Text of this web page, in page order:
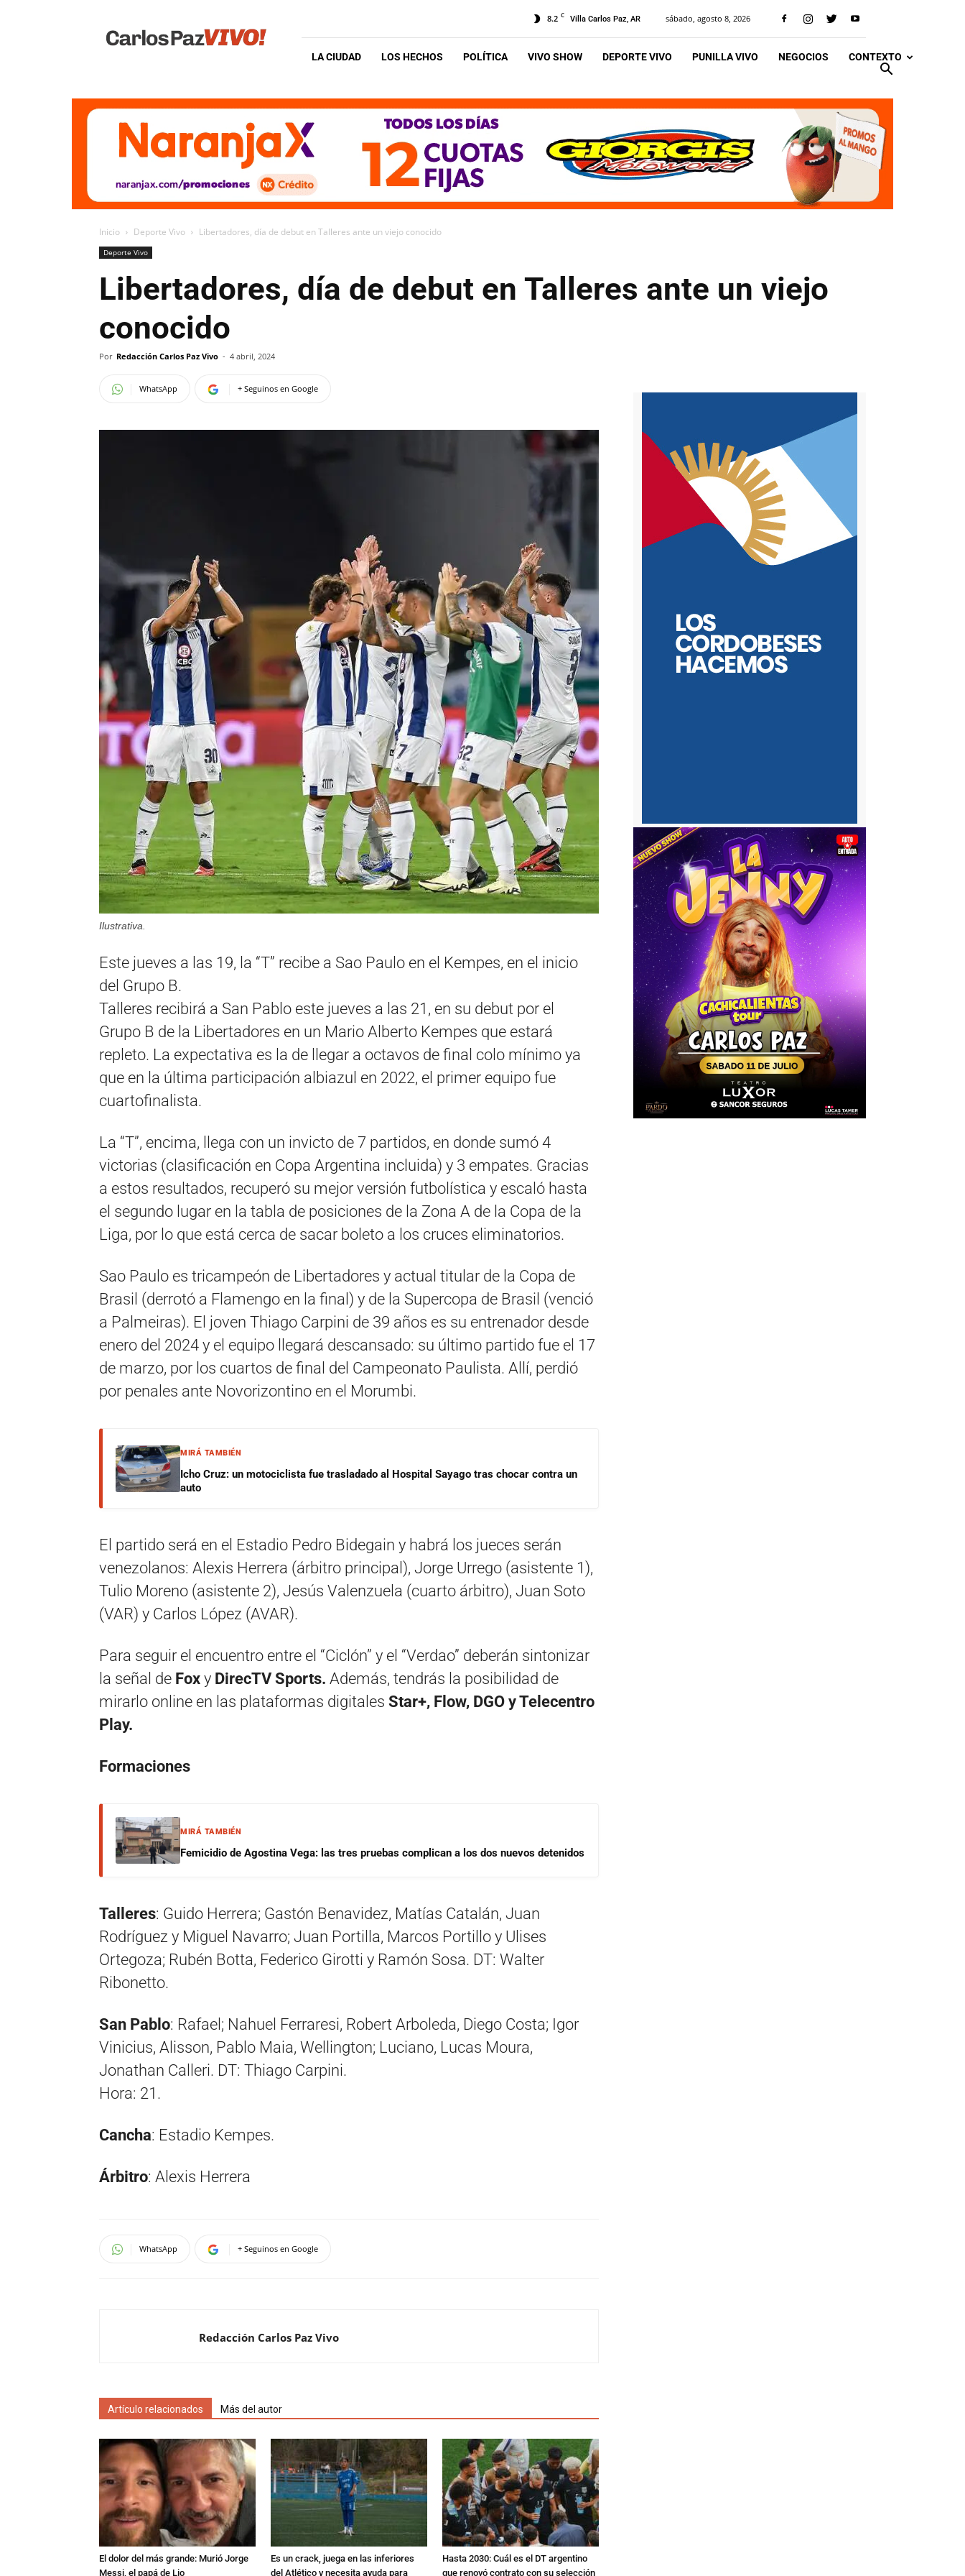
Vivo
8.2 C Villa Carlos Paz, AR sábado, agosto 8, 2026
LA CIUDAD LOS HECHOS POLÍTICA VIVO SHOW DEPORTE VIVO PUNILLA VIVO NEGOCIOS CONTEXTO
Inicio Deporte Vivo Libertadores, día de debut en Talleres ante un viejo conocido
Deporte Vivo
Libertadores, día de debut en Talleres ante un viejo
conocido
Por Redacción Carlos Paz Vivo - 4 abril, 2024
WhatsApp + Seguinos en Google
Ilustrativa.
Este jueves a las 19, la “T” recibe a Sao Paulo en el Kempes, en el inicio
del Grupo B.
Talleres recibirá a San Pablo este jueves a las 21, en su debut por el
Grupo B de la Libertadores en un Mario Alberto Kempes que estará
repleto. La expectativa es la de llegar a octavos de final colo mínimo ya
que en la última participación albiazul en 2022, el primer equipo fue
cuartofinalista.
La “T”, encima, llega con un invicto de 7 partidos, en donde sumó 4
victorias (clasificación en Copa Argentina incluida) y 3 empates. Gracias
a estos resultados, recuperó su mejor versión futbolística y escaló hasta
el segundo lugar en la tabla de posiciones de la Zona A de la Copa de la
Liga, por lo que está cerca de sacar boleto a los cruces eliminatorios.
Sao Paulo es tricampeón de Libertadores y actual titular de la Copa de
Brasil (derrotó a Flamengo en la final) y de la Supercopa de Brasil (venció
a Palmeiras). El joven Thiago Carpini de 39 años es su entrenador desde
enero del 2024 y el equipo llegará descansado: su último partido fue el 17
de marzo, por los cuartos de final del Campeonato Paulista. Allí, perdió
por penales ante Novorizontino en el Morumbi.
MIRÁ TAMBIÉN
Icho Cruz: un motociclista fue trasladado al Hospital Sayago tras chocar contra un
auto
El partido será en el Estadio Pedro Bidegain y habrá los jueces serán
venezolanos: Alexis Herrera (árbitro principal), Jorge Urrego (asistente 1),
Tulio Moreno (asistente 2), Jesús Valenzuela (cuarto árbitro), Juan Soto
(VAR) y Carlos López (AVAR).
Para seguir el encuentro entre el “Ciclón” y el “Verdao” deberán sintonizar
la señal de Fox y DirecTV Sports. Además, tendrás la posibilidad de
mirarlo online en las plataformas digitales Star+, Flow, DGO y Telecentro
Play.
Formaciones
MIRÁ TAMBIÉN
Femicidio de Agostina Vega: las tres pruebas complican a los dos nuevos detenidos
Talleres: Guido Herrera; Gastón Benavidez, Matías Catalán, Juan
Rodríguez y Miguel Navarro; Juan Portilla, Marcos Portillo y Ulises
Ortegoza; Rubén Botta, Federico Girotti y Ramón Sosa. DT: Walter
Ribonetto.
San Pablo: Rafael; Nahuel Ferraresi, Robert Arboleda, Diego Costa; Igor
Vinicius, Alisson, Pablo Maia, Wellington; Luciano, Lucas Moura,
Jonathan Calleri. DT: Thiago Carpini.
Hora: 21.
Cancha: Estadio Kempes.
Árbitro: Alexis Herrera
WhatsApp + Seguinos en Google
Redacción Carlos Paz Vivo
Artículo relacionados Más del autor
El dolor del más grande: Murió Jorge
Messi, el papá de Lio
Es un crack, juega en las inferiores
del Atlético y necesita ayuda para
Hasta 2030: Cuál es el DT argentino
que renovó contrato con su selección